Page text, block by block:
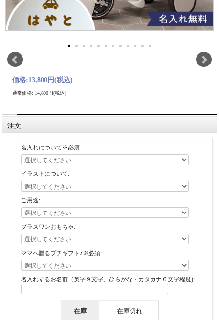
価格:13,800円(税込)
通常価格: 14,800円(税込)
注文
名入れについて※必須:
イラストについて:
ご用途:
プラスワンおもちゃ:
ママへ贈るプチギフト♪※必須:
名入れするお名前（英字９文字、ひらがな・カタカナ６文字程度):
在庫 在庫切れ